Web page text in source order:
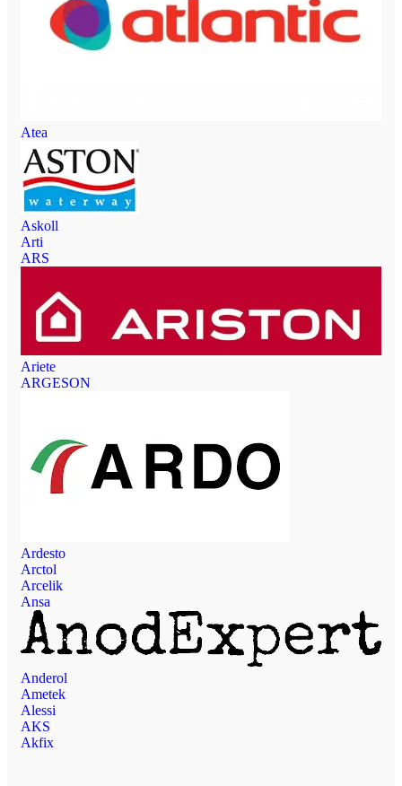
Atea
Askoll
Arti
ARS
Ariete
ARGESON
Ardesto
Arctol
Arcelik
Ansa
Anderol
Ametek
Alessi
AKS
Akfix